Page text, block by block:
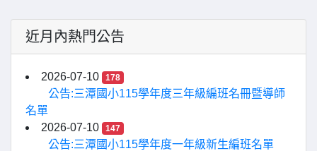
近月內熱門公告
2026-07-10 178
公告:三潭國小115學年度三年級編班名冊暨導師
名單
2026-07-10
147
公告:三潭國小115學年度一年級新生編班名單